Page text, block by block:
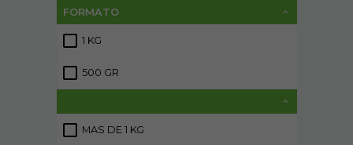
FORMATO
1 KG
500 GR
MAS DE 1 KG